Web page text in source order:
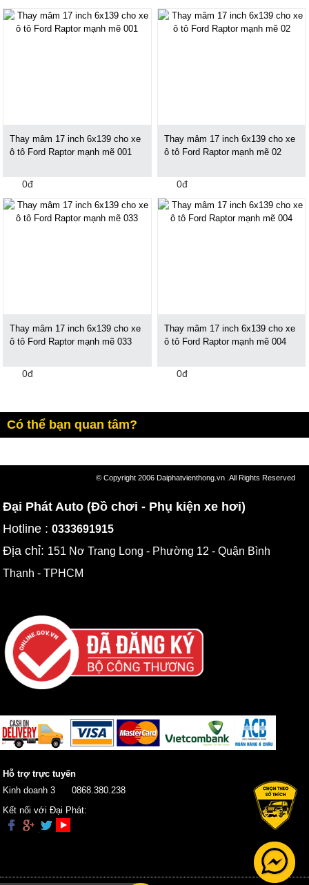
Thay mâm 17 inch 6x139 cho xe
ô tô Ford Raptor mạnh mẽ 001
0đ
Thay mâm 17 inch 6x139 cho xe
ô tô Ford Raptor mạnh mẽ 02
0đ
Thay mâm 17 inch 6x139 cho xe
ô tô Ford Raptor mạnh mẽ 033
0đ
Thay mâm 17 inch 6x139 cho xe
ô tô Ford Raptor mạnh mẽ 004
0đ
Có thể bạn quan tâm?
© Copyright 2006 Daiphatvienthong.vn .All Rights Reserved
Đại Phát Auto (Đồ chơi - Phụ kiện xe hơi)
Hotline :0333691915
Địa chỉ: 151 Nơ Trang Long - Phường 12 - Quận Bình
Thạnh - TPHCM
Hỗ trợ trực tuyến
Kinh doanh 3
0868.380.238
Kết nối với Đại Phát: